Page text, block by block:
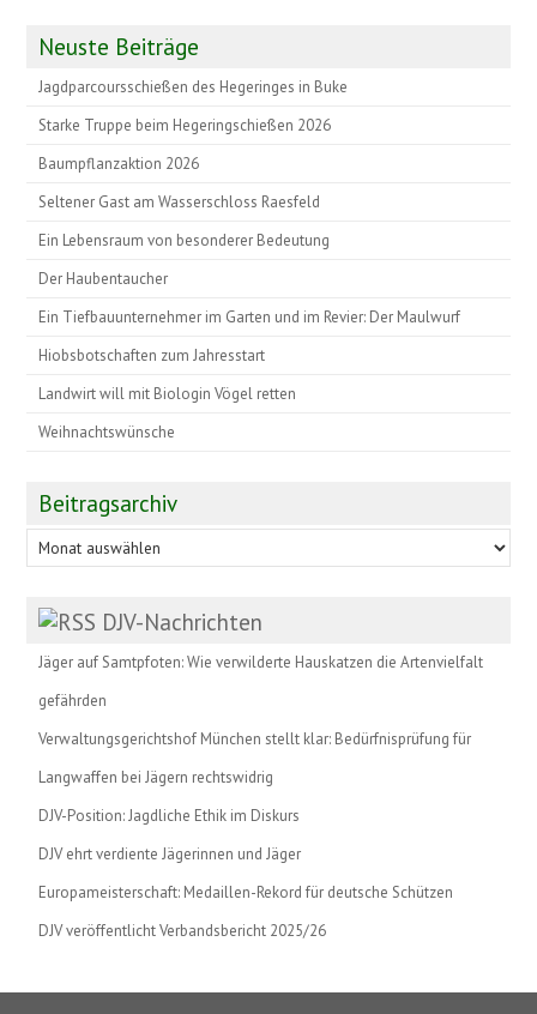
Neuste Beiträge
Jagdparcoursschießen des Hegeringes in Buke
Starke Truppe beim Hegeringschießen 2026
Baumpflanzaktion 2026
Seltener Gast am Wasserschloss Raesfeld
Ein Lebensraum von besonderer Bedeutung
Der Haubentaucher
Ein Tiefbauunternehmer im Garten und im Revier: Der Maulwurf
Hiobsbotschaften zum Jahresstart
Landwirt will mit Biologin Vögel retten
Weihnachtswünsche
Beitragsarchiv
Beitragsarchiv
DJV-Nachrichten
Jäger auf Samtpfoten: Wie verwilderte Hauskatzen die Artenvielfalt
gefährden
Verwaltungsgerichtshof München stellt klar: Bedürfnisprüfung für
Langwaffen bei Jägern rechtswidrig
DJV-Position: Jagdliche Ethik im Diskurs
DJV ehrt verdiente Jägerinnen und Jäger
Europameisterschaft: Medaillen-Rekord für deutsche Schützen
DJV veröffentlicht Verbandsbericht 2025/26